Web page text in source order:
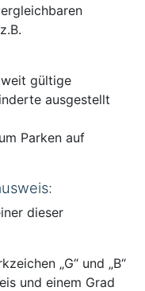
gültige
ausgestellt
Parken auf
dieser
„G“ und „B“
und einem Grad